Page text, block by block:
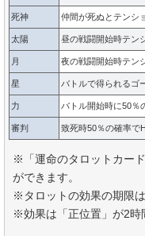
死神 仲間が死ぬとテンシ
太陽 昼の戦闘開始時テン
月 夜の戦闘開始時テン
星 バトルで得られる
力 バトル開始時に50％
審判 致死時50％の確率で
※「運命のタロットカー
ができます。
※タロットの効果の期限は
※効果は「正位置」が2時